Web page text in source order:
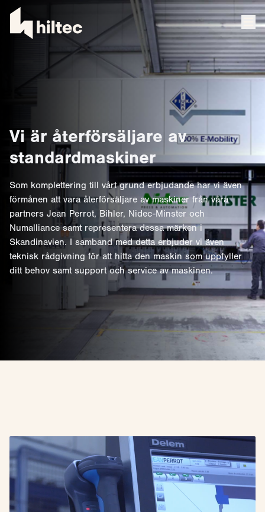
Vi är återförsäljare av
standardmaskiner
Som komplettering till vårt grund erbjudande har vi även
förmånen att vara återförsäljare av maskiner från våra
partners Jean Perrot, Bihler, Nidec-Minster och
Numalliance samt representera dessa märken i
Skandinavien. I samband med detta erbjuder vi även
teknisk rådgivning för att hitta den maskin som uppfyller
ditt behov samt support och service av maskinen.